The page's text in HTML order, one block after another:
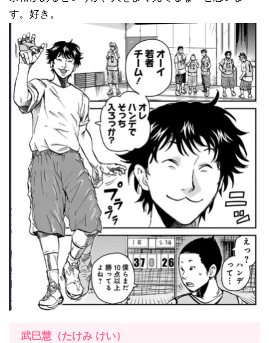
す。好き。
武巳慧（たけみ けい）